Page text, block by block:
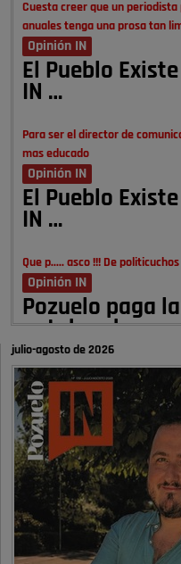
Cuesta creer que un periodista
anuales tenga una prosa tan
Opinión IN
El Pueblo
IN …
Para ser el director de
mas educado
Opinión IN
El Pueblo
IN …
Que p..... asco !!! De
Opinión IN
Pozuelo paga
autobombo:
Señora Alcaldesa Ud no ha
hace más de 60 años , …
Pozuelo de Alarcón
Quejas por el
limpieza …
A ver si es posible que haya
solamente jóvenes que no es
Pozuelo de Alarcón
julio-agosto de 2026